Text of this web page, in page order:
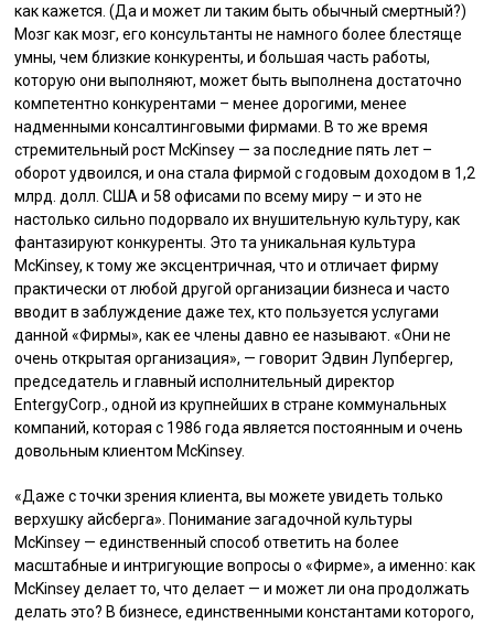
как кажется. (Да и может ли таким быть обычный смертный?)
Мозг как мозг, его консультанты не намного более блестяще
умны, чем близкие конкуренты, и большая часть работы,
которую они выполняют, может быть выполнена достаточно
компетентно конкурентами – менее дорогими, менее
надменными консалтинговыми фирмами. В то же время
стремительный рост McKinsey — за последние пять лет –
оборот удвоился, и она стала фирмой с годовым доходом в 1,2
млрд. долл. США и 58 офисами по всему миру – и это не
настолько сильно подорвало их внушительную культуру, как
фантазируют конкуренты. Это та уникальная культура
McKinsey, к тому же эксцентричная, что и отличает фирму
практически от любой другой организации бизнеса и часто
вводит в заблуждение даже тех, кто пользуется услугами
данной «Фирмы», как ее члены давно ее называют. «Они не
очень открытая организация», — говорит Эдвин Лупбергер,
председатель и главный исполнительный директор
EntergyCorp., одной из крупнейших в стране коммунальных
компаний, которая с 1986 года является постоянным и очень
довольным клиентом McKinsey.
«Даже с точки зрения клиента, вы можете увидеть только
верхушку айсберга». Понимание загадочной культуры
McKinsey — единственный способ ответить на более
масштабные и интригующие вопросы о «Фирме», а именно: как
McKinsey делает то, что делает — и может ли она продолжать
делать это? В бизнесе, единственными константами которого,